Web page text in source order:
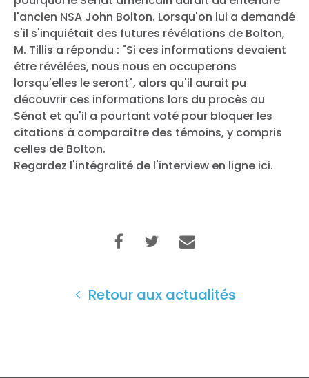
Shop
Presse
l'ancien NSA John Bolton. Lorsqu'on lui a demandé
s'il s'inquiétait des futures révélations de Bolton,
M. Tillis a répondu : "Si ces informations devaient
être révélées, nous nous en occuperons
lorsqu'elles le seront", alors qu'il aurait pu
découvrir ces informations lors du procès au
Sénat et qu'il a pourtant voté pour bloquer les
citations à comparaître des témoins, y compris
celles de Bolton.
Regardez l'intégralité de l'interview en ligne ici.
Retour aux actualités